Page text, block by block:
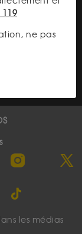
les médias
119
ne pas